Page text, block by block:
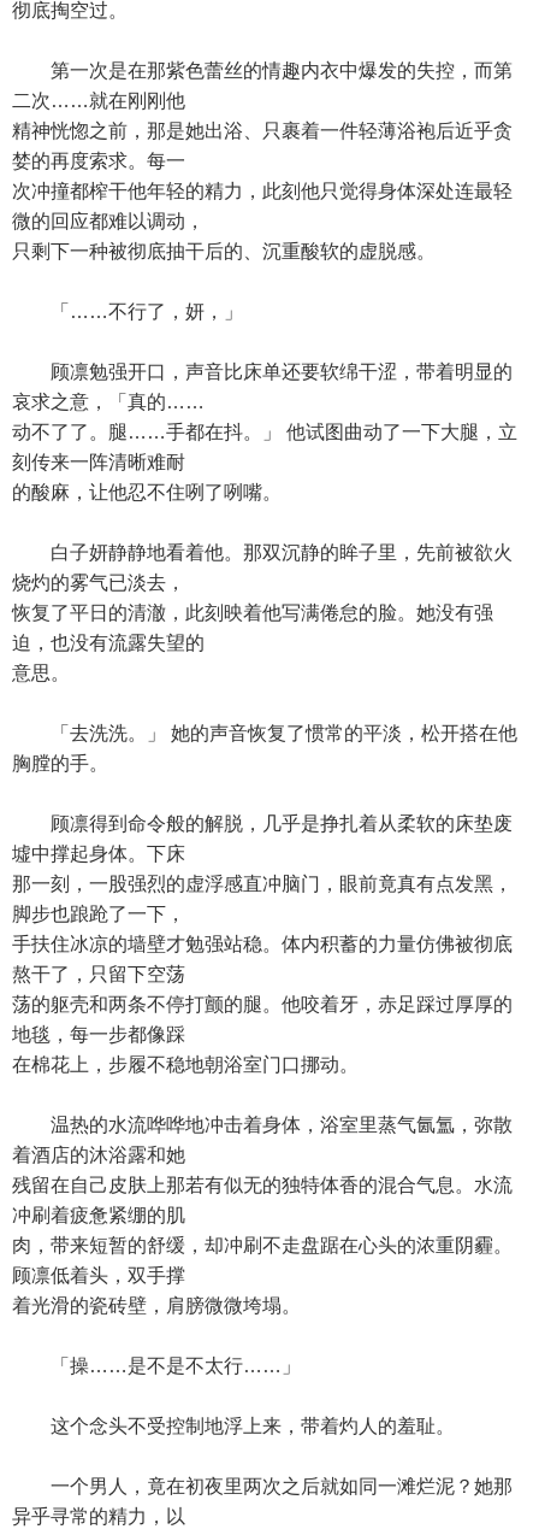
彻底掏空过。
第一次是在那紫色蕾丝的情趣内衣中爆发的失控，而第
二次……就在刚刚他
精神恍惚之前，那是她出浴、只裹着一件轻薄浴袍后近乎贪
婪的再度索求。每一
次冲撞都榨干他年轻的精力，此刻他只觉得身体深处连最轻
微的回应都难以调动，
只剩下一种被彻底抽干后的、沉重酸软的虚脱感。
「……不行了，妍，」
顾凛勉强开口，声音比床单还要软绵干涩，带着明显的
哀求之意，「真的……
动不了了。腿……手都在抖。」 他试图曲动了一下大腿，立
刻传来一阵清晰难耐
的酸麻，让他忍不住咧了咧嘴。
白子妍静静地看着他。那双沉静的眸子里，先前被欲火
烧灼的雾气已淡去，
恢复了平日的清澈，此刻映着他写满倦怠的脸。她没有强
迫，也没有流露失望的
意思。
「去洗洗。」 她的声音恢复了惯常的平淡，松开搭在他
胸膛的手。
顾凛得到命令般的解脱，几乎是挣扎着从柔软的床垫废
墟中撑起身体。下床
那一刻，一股强烈的虚浮感直冲脑门，眼前竟真有点发黑，
脚步也踉跄了一下，
手扶住冰凉的墙壁才勉强站稳。体内积蓄的力量仿佛被彻底
熬干了，只留下空荡
荡的躯壳和两条不停打颤的腿。他咬着牙，赤足踩过厚厚的
地毯，每一步都像踩
在棉花上，步履不稳地朝浴室门口挪动。
温热的水流哗哗地冲击着身体，浴室里蒸气氤氲，弥散
着酒店的沐浴露和她
残留在自己皮肤上那若有似无的独特体香的混合气息。水流
冲刷着疲惫紧绷的肌
肉，带来短暂的舒缓，却冲刷不走盘踞在心头的浓重阴霾。
顾凛低着头，双手撑
着光滑的瓷砖壁，肩膀微微垮塌。
「操……是不是不太行……」
这个念头不受控制地浮上来，带着灼人的羞耻。
一个男人，竟在初夜里两次之后就如同一滩烂泥？她那
异乎寻常的精力，以